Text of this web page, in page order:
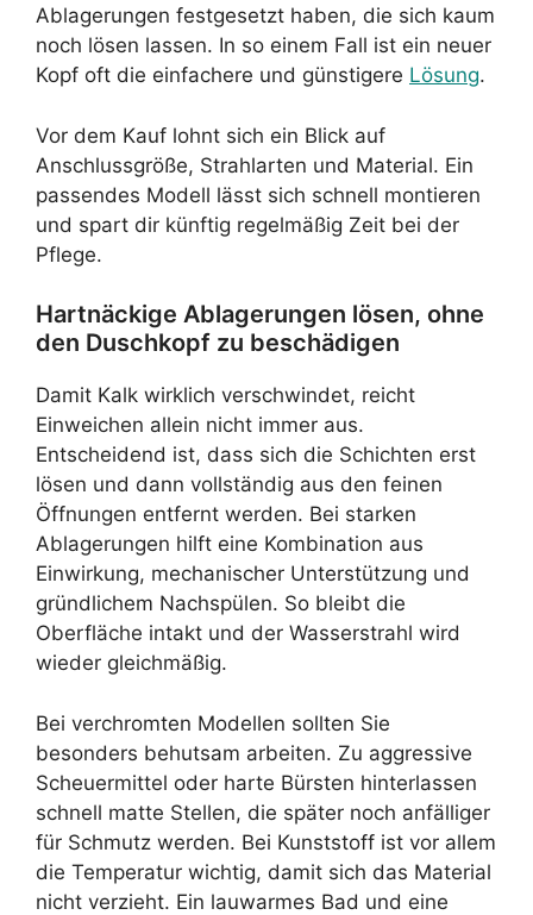
Ablagerungen festgesetzt haben, die sich kaum
noch lösen lassen. In so einem Fall ist ein neuer
Kopf oft die einfachere und günstigere Lösung.
Vor dem Kauf lohnt sich ein Blick auf
Anschlussgröße, Strahlarten und Material. Ein
passendes Modell lässt sich schnell montieren
und spart dir künftig regelmäßig Zeit bei der
Pflege.
Hartnäckige Ablagerungen lösen, ohne
den Duschkopf zu beschädigen
Damit Kalk wirklich verschwindet, reicht
Einweichen allein nicht immer aus.
Entscheidend ist, dass sich die Schichten erst
lösen und dann vollständig aus den feinen
Öffnungen entfernt werden. Bei starken
Ablagerungen hilft eine Kombination aus
Einwirkung, mechanischer Unterstützung und
gründlichem Nachspülen. So bleibt die
Oberfläche intakt und der Wasserstrahl wird
wieder gleichmäßig.
Bei verchromten Modellen sollten Sie
besonders behutsam arbeiten. Zu aggressive
Scheuermittel oder harte Bürsten hinterlassen
schnell matte Stellen, die später noch anfälliger
für Schmutz werden. Bei Kunststoff ist vor allem
die Temperatur wichtig, damit sich das Material
nicht verzieht. Ein lauwarmes Bad und eine